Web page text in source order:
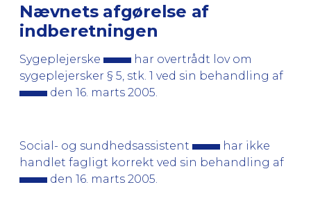
Nævnets afgørelse af
indberetningen
Sygeplejerske
har overtrådt lov om
sygeplejersker § 5, stk. 1 ved sin behandling af
den 16. marts 2005.
Social- og sundhedsassistent
har ikke
handlet fagligt korrekt ved sin behandling af
den 16. marts 2005.